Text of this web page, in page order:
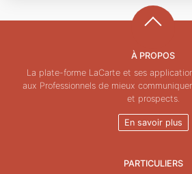
À PROPOS
La plate-forme LaCarte et ses
aux Professionnels de mieux
et prospects.
En savoir plus
PARTICULIERS